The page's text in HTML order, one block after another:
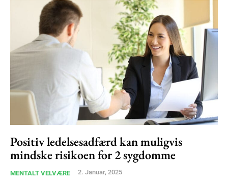
Free limited access
Gratis
Etiam est nibh, lobortis sit
Praesent euismod ac
Ut mollis pellentesque tortor
Nullam eu erat condimentum
Donec quis est ac felis
Orci varius natoque dolor
Positiv ledelsesadfærd kan muligvis
mindske risikoen for 2 sygdomme
MENTALT VELVÆRE 2. Januar, 2025